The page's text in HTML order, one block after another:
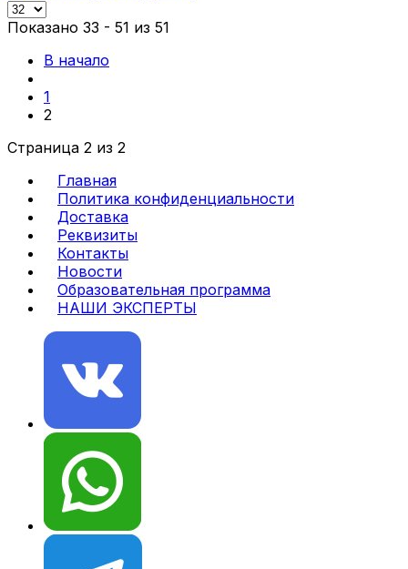
Показано 33 - 51 из 51
В начало
1
2
Страница 2 из 2
Главная
Политика конфиденциальности
Доставка
Реквизиты
Контакты
Новости
Образовательная программа
НАШИ ЭКСПЕРТЫ